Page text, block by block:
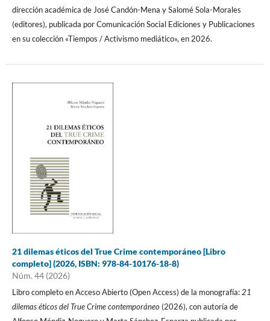
dirección académica de José Candón-Mena y Salomé Sola-Morales
(editores), publicada por Comunicación Social Ediciones y Publicaciones
en su colección «Tiempos / Activismo mediático», en 2026.
21 dilemas éticos del True Crime contemporáneo [Libro
completo] (2026, ISBN: 978-84-10176-18-8)
Núm. 44 (2026)
Libro completo en Acceso Abierto (Open Access) de la monografía:21
dilemas éticos del True Crime contemporáneo (2026), con autoría de